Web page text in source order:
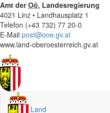
Amt derOö. Landesregierung
4021 Linz • Landhausplatz 1
Telefon (+43 732) 77 20-0
E-Mail post@ooe.gv.at
www.land-oberoesterreich.gv.at
Land